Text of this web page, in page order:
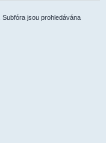
jsou prohledávána